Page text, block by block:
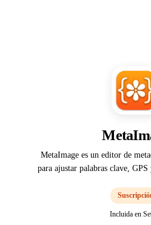
MetaImage es un editor de
para ajustar palabras clave,
Incluida en